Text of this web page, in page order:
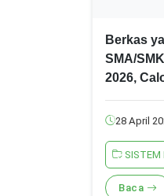
Berkas
SMA/
2026,
28 April
SISTEM
Baca